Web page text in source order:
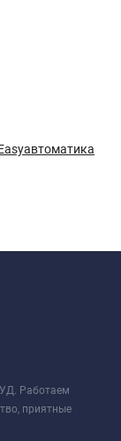
Работаем
приятные